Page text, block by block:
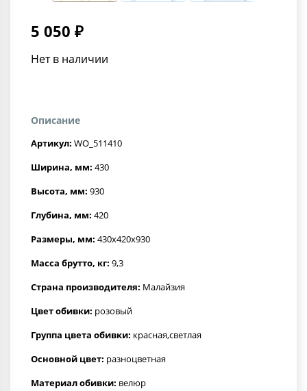
5 050 ₽
Нет в наличии
Описание
Артикул: WO_511410
Ширина, мм: 430
Высота, мм: 930
Глубина, мм: 420
Размеры, мм: 430x420x930
Масса брутто, кг: 9,3
Страна производителя: Малайзия
Цвет обивки: розовый
Группа цвета обивки: красная,светлая
Основной цвет: разноцветная
Материал обивки: велюр